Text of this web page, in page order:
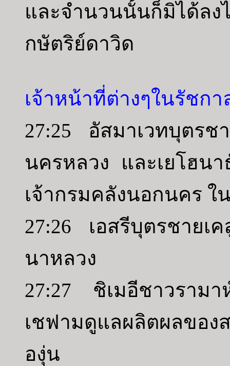
และจำนวนนั้นก็มิได้ลง
กษัตริย์ดาวิด
เจ้าหน้าที่ต่างๆในรัชก
27:25 อัสมาเวทบุตรช
นครหลวง และเยโฮน
เจ้ากรมคลังนอกนคร
27:26 เอสรีบุตรชายเ
นาหลวง
27:27 ชิเมอีชาวราม
เชฟามดูแลผลิตผลของ
องุ่น